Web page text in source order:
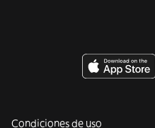
Condiciones de uso